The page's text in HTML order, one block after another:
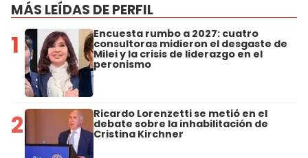
MÁS LEÍDAS DE PERFIL
1 Encuesta rumbo a 2027: cuatro
consultoras midieron el desgaste de
Milei y la crisis de liderazgo en el
peronismo
2 Ricardo Lorenzetti se metió en el
debate sobre la inhabilitación de
Cristina Kirchner